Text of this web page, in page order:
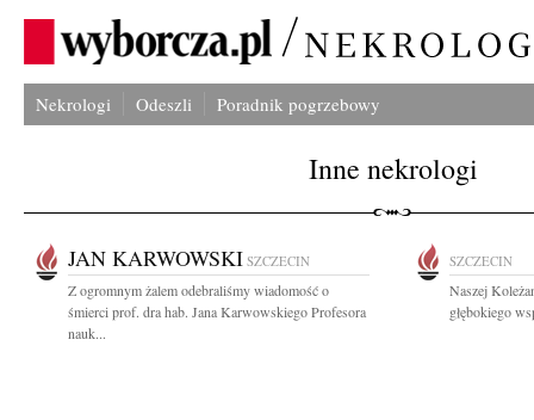
Nekrologi Odeszli Poradnik pogrzebowy
Inne nekrologi
JAN KARWOWSKI SZCZECIN
Z ogromnym żalem odebraliśmy wiadomość o
śmierci prof. dra hab. Jana Karwowskiego Profesora
nauk...
SZCZECIN
Naszej
głębokiego